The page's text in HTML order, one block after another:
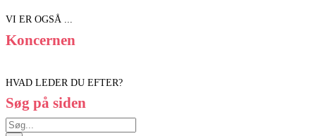
VI ER OGSÅ ...
Koncernen
HVAD LEDER DU EFTER?
Søg på siden
Søg